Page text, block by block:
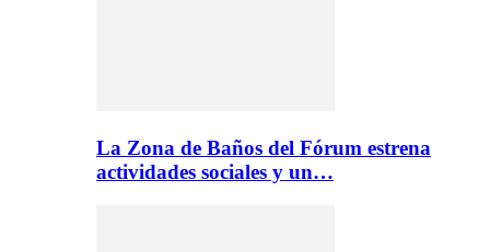
La Zona de Baños del Fórum estrena
actividades sociales y un…